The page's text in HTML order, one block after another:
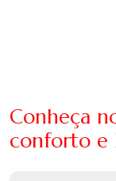
Conheça
conforto e